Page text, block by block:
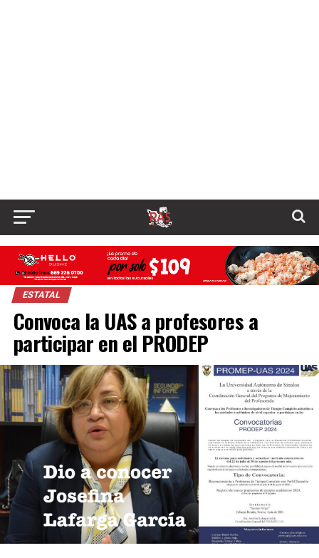
ESTATAL
Convoca la UAS a profesores a
participar en el PRODEP